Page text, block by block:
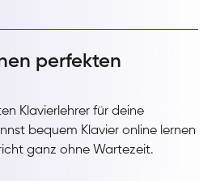
perfekten
Klavierlehrer für deine
bequem Klavier online lernen
ganz ohne Wartezeit.